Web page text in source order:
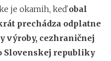
je okamih, keďobal
prechádza odplatne
výroby, cezhraničnej
Slovenskej republiky